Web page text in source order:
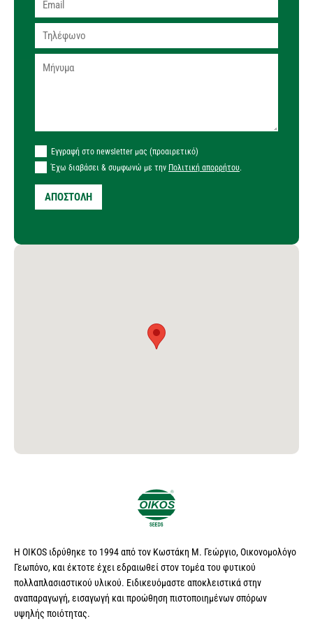
Εγγραφή στο newsletter μας (προαιρετικό)
Έχω διαβάσει & συμφωνώ με την Πολιτική απορρήτου.
Η OIKOS ιδρύθηκε το 1994 από τον Κωστάκη Μ. Γεώργιο, Οικονομολόγο
Γεωπόνο, και έκτοτε έχει εδραιωθεί στον τομέα του φυτικού
πολλαπλασιαστικού υλικού. Ειδικευόμαστε αποκλειστικά στην
αναπαραγωγή, εισαγωγή και προώθηση πιστοποιημένων σπόρων
υψηλής ποιότητας.